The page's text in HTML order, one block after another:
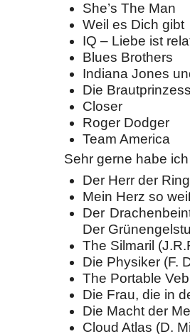
She’s The Man
Weil es Dich gibt
IQ – Liebe ist
Blues Brothers
Indiana Jones
Die
Closer
Roger Dodger
Team America
Sehr gerne habe
Der Herr der
Mein Herz so
Der
Der
The Silmaril
Die Physiker (F.
The Portable
Die Frau, die in
Die Macht der
Cloud Atlas (D.